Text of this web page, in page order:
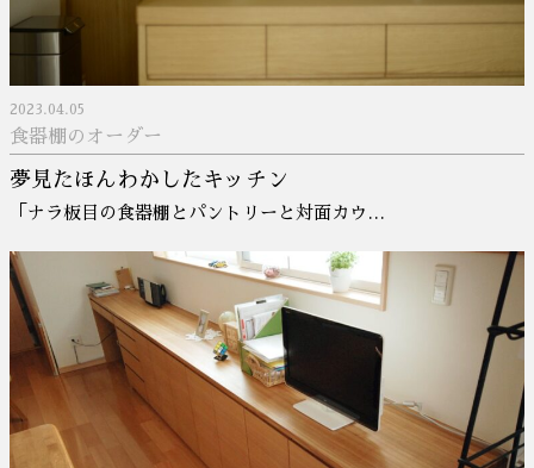
2023.04.05
食器棚のオーダー
夢見たほんわかしたキッチン
「ナラ板目の食器棚とパントリーと対面カウ…